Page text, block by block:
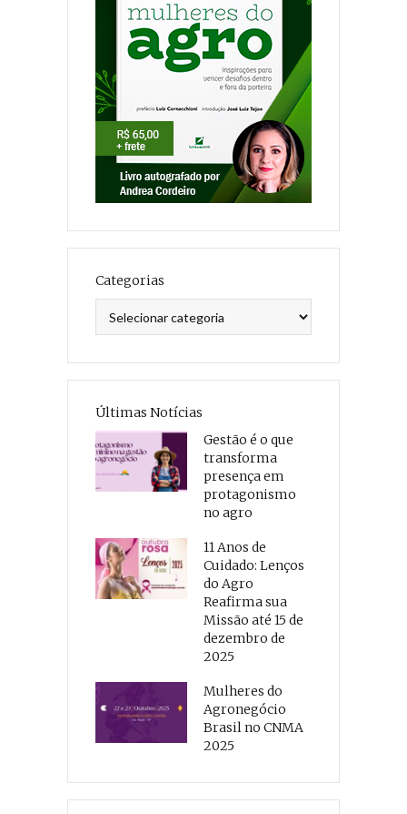
Categorias
Últimas Notícias
Gestão é o que
transforma
presença em
protagonismo
no agro
11 Anos de
Cuidado: Lenços
do Agro
Reafirma sua
Missão até 15 de
dezembro de
2025
Mulheres do
Agronegócio
Brasil no CNMA
2025